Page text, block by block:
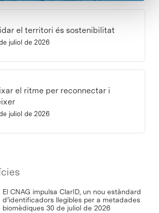
el territori és sostenibilitat
juliol de 2026
el ritme per reconnectar i
juliol de 2026
El CNAG impulsa ClarID, un nou estàndard
d’identificadors llegibles per a metadades
biomèdiques 30 de juliol de 2026